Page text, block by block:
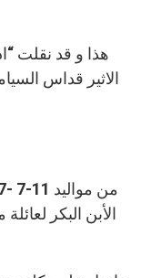
هذا و قد نقلت
الاثير قداس
الأبن البكر